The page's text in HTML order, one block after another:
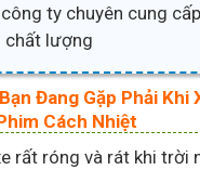
ty chuyên cung
chất lượng
Đang Gặp Phải Khi
Cách Nhiệt
rất róng và rát khi trời